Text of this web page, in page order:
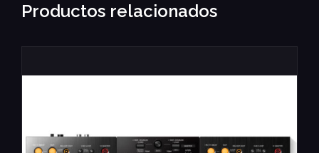
Productos relacionados